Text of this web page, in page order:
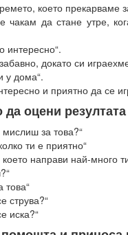
което прекарваме
чакам да стане утре,
интересно“.
докато си
у дома“.
и приятно да се
оцени
мислиш за това?“
ти е приятно“
което направи най-много
това“
струва?“
иска?“